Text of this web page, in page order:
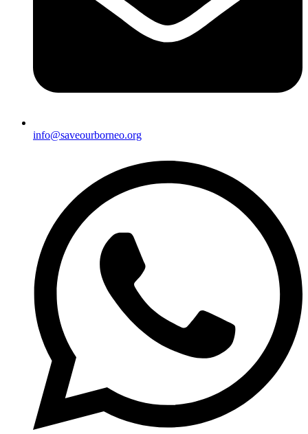
info@saveourborneo.org